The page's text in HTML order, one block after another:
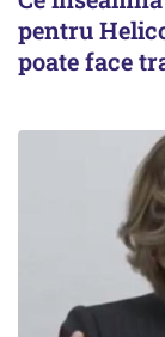
pentru
poate face